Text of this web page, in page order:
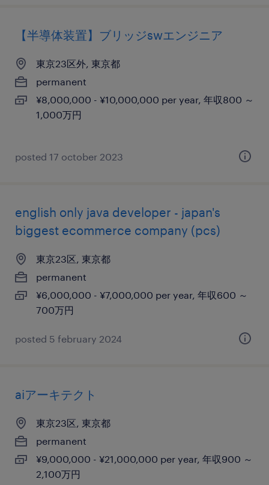
【半導体装置】ブリッジswエンジニア
東京23区外, 東京都
permanent
¥8,000,000 - ¥10,000,000 per year, 年収800 ～
1,000万円
posted 17 october 2023
english only java developer - japan's
biggest ecommerce company (pcs)
東京23区, 東京都
permanent
¥6,000,000 - ¥7,000,000 per year, 年収600 ～
700万円
posted 5 february 2024
aiアーキテクト
東京23区, 東京都
permanent
¥9,000,000 - ¥21,000,000 per year, 年収900 ～
2,100万円